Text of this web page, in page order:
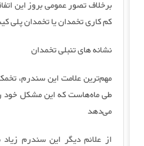
کم کاری تخمدان یا تخمدان پلی
نشانه های تنبلی تخمدان
مهم‌ترین علامت این سندرم،
طی ماه‌هاست که این مشکل خود
می‌دهد
از علائم دیگر این سندرم